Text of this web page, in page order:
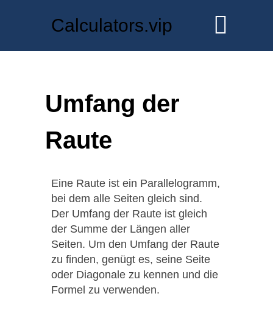
Calculators.vip
Umfang der
Raute
Eine Raute ist ein Parallelogramm,
bei dem alle Seiten gleich sind.
Der Umfang der Raute ist gleich
der Summe der Längen aller
Seiten. Um den Umfang der Raute
zu finden, genügt es, seine Seite
oder Diagonale zu kennen und die
Formel zu verwenden.